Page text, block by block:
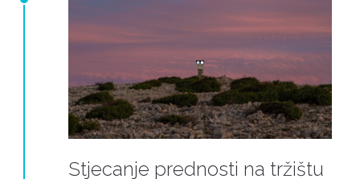
Stjecanje prednosti na tržištu